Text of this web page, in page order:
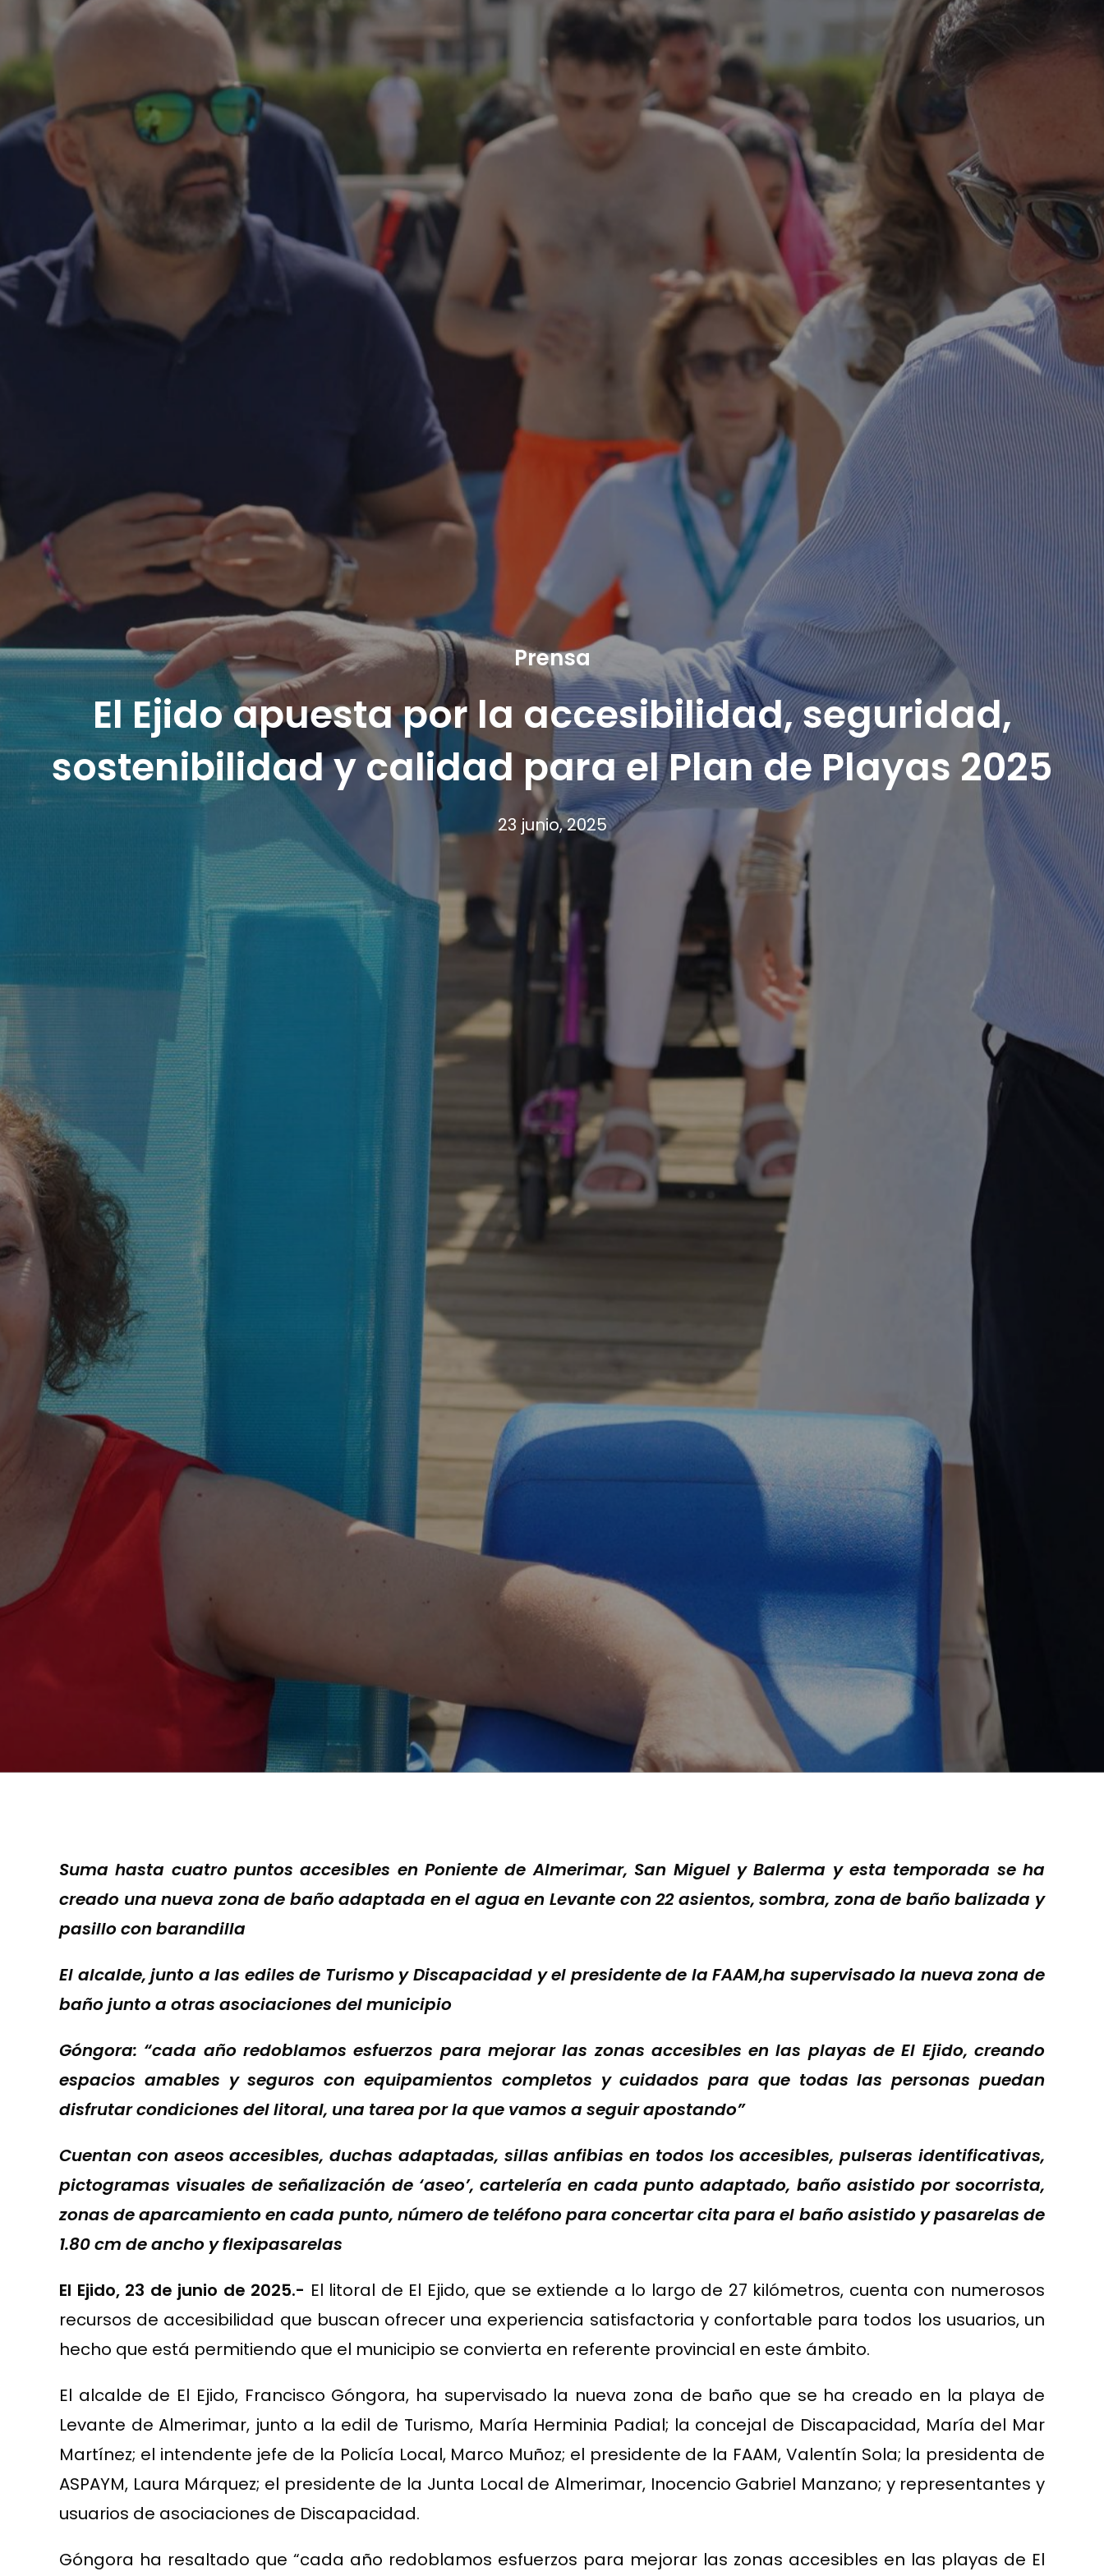
Prensa
El Ejido apuesta por la accesibilidad, seguridad,
sostenibilidad y calidad para el Plan de Playas 2025
23 junio, 2025
Suma hasta cuatro puntos accesibles en Poniente de Almerimar, San Miguel y Balerma y esta temporada se ha
creado una nueva zona de baño adaptada en el agua en Levante con 22 asientos, sombra, zona de baño balizada y
pasillo con barandilla
El alcalde, junto a las ediles de Turismo y Discapacidady el presidente de la FAAM,ha supervisado la nueva zona de
bañojunto a otras asociaciones del municipio
Góngora: “cada año redoblamos esfuerzos para mejorar las zonas accesibles en las playas de El Ejido, creando
espacios amables y seguros con equipamientos completos y cuidados para que todas las personas puedan
disfrutar condiciones del litoral, una tarea por la que vamos a seguir apostando”
Cuentan con aseos accesibles, duchas adaptadas, sillas anfibias en todos los accesibles, pulseras identificativas,
pictogramas visuales de señalización de ‘aseo’, cartelería en cada punto adaptado, baño asistido por socorrista,
zonas de aparcamiento en cada punto, número de teléfono para concertar cita para el baño asistido y pasarelas de
1.80 cm de ancho y flexipasarelas
El Ejido, 23 de junio de 2025.- El litoral de El Ejido, que se extiende a lo largo de 27 kilómetros, cuenta con numerosos
recursos de accesibilidad que buscan ofrecer una experiencia satisfactoria y confortable para todos los usuarios, un
hecho que está permitiendo que el municipio se convierta en referente provincial en este ámbito.
El alcalde de El Ejido, Francisco Góngora, ha supervisado la nueva zona de baño que se ha creado en la playa de
Levante de Almerimar, junto a la edil de Turismo, María Herminia Padial; la concejal de Discapacidad, María del Mar
Martínez; el intendente jefe de la Policía Local, Marco Muñoz; el presidente de la FAAM, Valentín Sola; la presidenta de
ASPAYM, Laura Márquez; el presidente de la Junta Local de Almerimar, Inocencio Gabriel Manzano; y representantes y
usuarios de asociaciones de Discapacidad.
Góngora ha resaltado que “cada año redoblamos esfuerzos para mejorar las zonas accesibles en las playas de El